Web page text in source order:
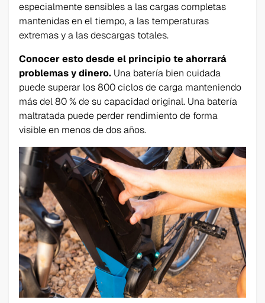
especialmente sensibles a las cargas completas
mantenidas en el tiempo, a las temperaturas
extremas y a las descargas totales.
Conocer esto desde el principio te ahorrará
problemas y dinero. Una batería bien cuidada
puede superar los 800 ciclos de carga manteniendo
más del 80 % de su capacidad original. Una batería
maltratada puede perder rendimiento de forma
visible en menos de dos años.